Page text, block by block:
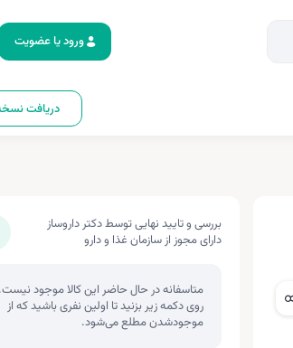
ورود یا عضویت
دریافت
بررسی و تایید نهایی توسط دکتر داروساز
دارای مجوز از سازمان غذا و دارو
متاسفانه در حال حاضر این کالا موجود نیست.
روی دکمه زیر بزنید تا اولین نفری باشید که از
موجودشدن مطلع می‌شود.